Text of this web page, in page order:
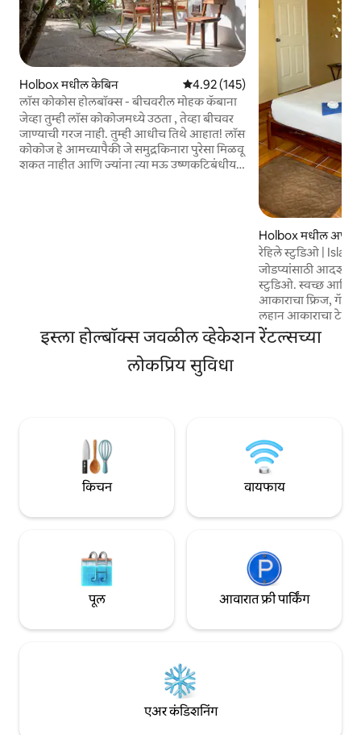
Holbox मधील केबिन 5 पैकी 4.92 सरासरी रेटिंग, 145 रिव्ह्यूज
4.92 (145)
लॉस कोकोस होलबॉक्स - बीचवरील मोहक कॅबाना
जेव्हा तुम्ही लॉस कोकोजमध्ये उठता , तेव्हा बीचवर
जाण्याची गरज नाही. तुम्ही आधीच तिथे आहात! लॉस
कोकोज हे आमच्यापैकी जे समुद्रकिनारा पुरेसा मिळवू
शकत नाहीत आणि ज्यांना त्या मऊ उष्णकटिबंधीय
Holbox मधील
रेहिले स्टुडिओ | Isla
जोडप्यांसाठी आदर्श
स्टुडिओ. स्वच्छ आणि
आकाराचा फ्रिज, गॅस
लहान आकाराचा टेबल
किंवा जेवणाचा आनंद
एअर कंडिशनर, गरम
दूर, बीचपासून 5
इस्ला होल्बॉक्स जवळील व्हेकेशन रेंटल्सच्या
लोकप्रिय सुविधा
किचन वायफाय
पूल आवारात फ्री पार्किंग
एअर कंडिशनिंग